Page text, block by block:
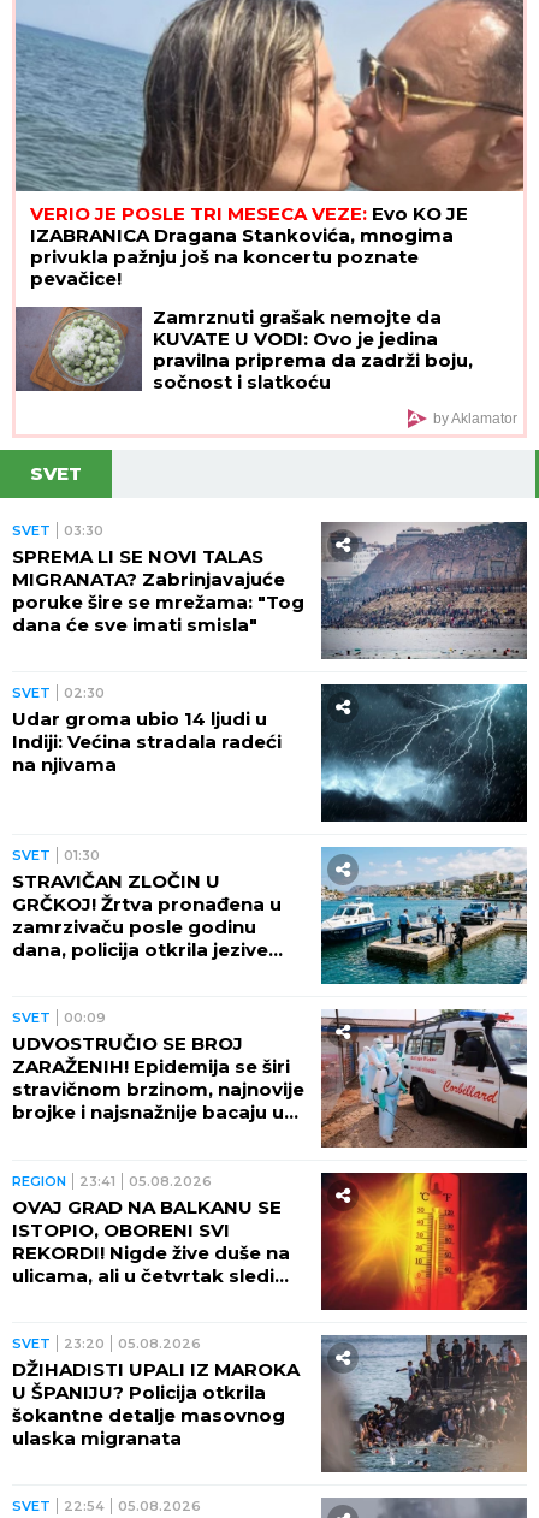
VERIO JE POSLE TRI MESECA VEZE: Evo KO JE
IZABRANICA Dragana Stankovića, mnogima
privukla pažnju još na koncertu poznate
pevačice!
Zamrznuti grašak nemojte da
KUVATE U VODI: Ovo je jedina
pravilna priprema da zadrži boju,
sočnost i slatkoću
by Aklamator
SVET
SVET 03:30
SPREMA LI SE NOVI TALAS
MIGRANATA? Zabrinjavajuće
poruke šire se mrežama: "Tog
dana će sve imati smisla"
SVET 02:30
Udar groma ubio 14 ljudi u
Indiji: Većina stradala radeći
na njivama
SVET 01:30
STRAVIČAN ZLOČIN U
GRČKOJ! Žrtva pronađena u
zamrzivaču posle godinu
dana, policija otkrila jezive
SVET 00:09
UDVOSTRUČIO SE BROJ
ZARAŽENIH! Epidemija se širi
stravičnom brzinom, najnovije
brojke i najsnažnije bacaju u
REGION 23:41 05.08.2026
OVAJ GRAD NA BALKANU SE
ISTOPIO, OBORENI SVI
REKORDI! Nigde žive duše na
ulicama, ali u četvrtak sledi
SVET 23:20 05.08.2026
DŽIHADISTI UPALI IZ MAROKA
U ŠPANIJU? Policija otkrila
šokantne detalje masovnog
ulaska migranata
SVET 22:54 05.08.2026